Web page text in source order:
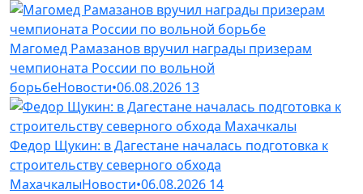
Магомед Рамазанов вручил награды призерам
чемпионата России по вольной
борьбеНовости•06.08.2026 13
Федор Щукин: в Дагестане началась подготовка к
строительству северного обхода
МахачкалыНовости•06.08.2026 14